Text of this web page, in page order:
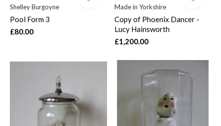
Shelley Burgoyne
Pool Form 3
£80.00
Made in Yorkshire
Copy of Phoenix Dancer -
Lucy Hainsworth
£1,200.00